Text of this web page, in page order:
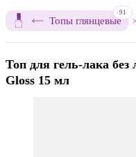
Топы глянцевые
91
Топ для гель-лака
Gloss 15 мл